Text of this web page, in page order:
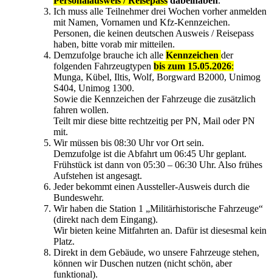
Ich muss alle Teilnehmer drei Wochen vorher anmelden
mit Namen, Vornamen und Kfz-Kennzeichen.
Personen, die keinen deutschen Ausweis / Reisepass
haben, bitte vorab mir mitteilen.
Demzufolge brauche ich alle Kennzeichen der
folgenden Fahrzeugtypen bis zum 15.05.2026:
Munga, Kübel, Iltis, Wolf, Borgward B2000, Unimog
S404, Unimog 1300.
Sowie die Kennzeichen der Fahrzeuge die zusätzlich
fahren wollen.
Teilt mir diese bitte rechtzeitig per PN, Mail oder PN
mit.
Wir müssen bis 08:30 Uhr vor Ort sein.
Demzufolge ist die Abfahrt um 06:45 Uhr geplant.
Frühstück ist dann von 05:30 – 06:30 Uhr. Also frühes
Aufstehen ist angesagt.
Jeder bekommt einen Aussteller-Ausweis durch die
Bundeswehr.
Wir haben die Station 1 „Militärhistorische Fahrzeuge“
(direkt nach dem Eingang).
Wir bieten keine Mitfahrten an. Dafür ist diesesmal kein
Platz.
Direkt in dem Gebäude, wo unsere Fahrzeuge stehen,
können wir Duschen nutzen (nicht schön, aber
funktional).